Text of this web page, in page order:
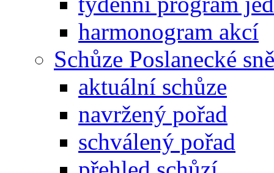
harmonogram akcí
Schůze Poslanecké
aktuální schůze
navržený pořad
schválený pořad